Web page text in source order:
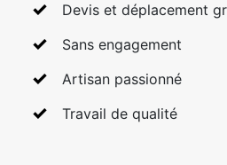
Devis et déplacement
Sans engagement
Artisan passionné
Travail de qualité